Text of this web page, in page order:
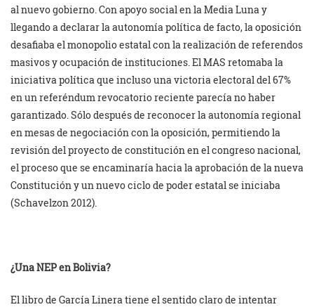
al nuevo gobierno. Con apoyo social en la Media Luna y
llegando a declarar la autonomía política de facto, la oposición
desafiaba el monopolio estatal con la realización de referendos
masivos y ocupación de instituciones. El MAS retomaba la
iniciativa política que incluso una victoria electoral del 67%
en un referéndum revocatorio reciente parecía no haber
garantizado. Sólo después de reconocer la autonomía regional
en mesas de negociación con la oposición, permitiendo la
revisión del proyecto de constitución en el congreso nacional,
el proceso que se encaminaría hacia la aprobación de la nueva
Constitución y un nuevo ciclo de poder estatal se iniciaba
(Schavelzon 2012).
¿Una NEP en Bolivia?
El libro de García Linera tiene el sentido claro de intentar